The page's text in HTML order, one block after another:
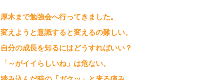
厚木まで勉強会へ行ってきました。
変えようと意識すると変えるの難しい。
自分の成長を知るにはどうすればいい？
「～がイイらしいね」は危ない。